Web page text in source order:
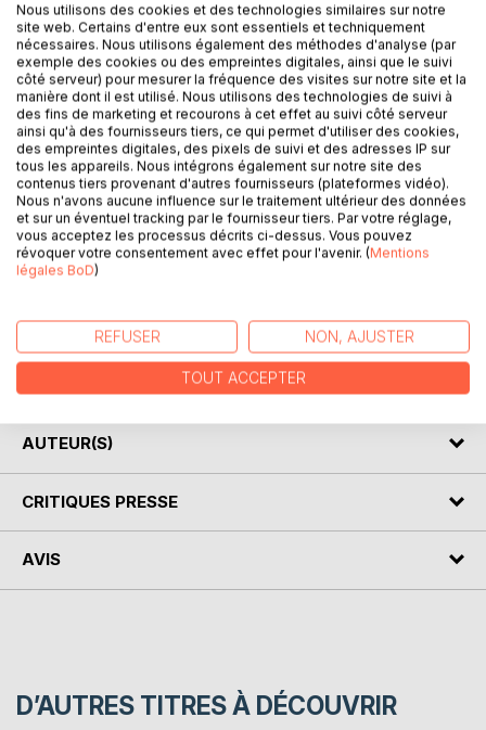
Le domaine de la déesse Mout a été exploré à Tanis par
l'équipe de Philippe Brissaud pendant près de dix ans à
partir des années 2000. La richesse des informations
archéologiques et historiques obtenues fut spectaculaire :
découverte d'enceintes inconnues, révélation des quatre
principales phases de construction du temple et des
niveaux d'occupation associés aux alentours, découverte
de deux puits cultuels monumentaux et enfin mise au jour
du lac sacré de la déesse, véritable conservatoire de blocs
décorés et inscrits remployés dans la maçonnerie et
demeurés dans un état de conservation exceptionnel. Ce
de cette région de l'Egypte, et de rêver aux nombreux
autres trésors que recèlent encore les collines du nord-est
AUTEUR(S)
CRITIQUES PRESSE
AVIS
D’AUTRES TITRES À DÉCOUVRIR
Nous utilisons des cookies et des technologies similaires sur notre
site web. Certains d'entre eux sont essentiels et techniquement
nécessaires. Nous utilisons également des méthodes d'analyse (par
exemple des cookies ou des empreintes digitales, ainsi que le suivi
côté serveur) pour mesurer la fréquence des visites sur notre site et la
manière dont il est utilisé. Nous utilisons des technologies de suivi à
des fins de marketing et recourons à cet effet au suivi côté serveur
ainsi qu'à des fournisseurs tiers, ce qui permet d'utiliser des cookies,
des empreintes digitales, des pixels de suivi et des adresses IP sur
tous les appareils. Nous intégrons également sur notre site des
contenus tiers provenant d'autres fournisseurs (plateformes vidéo).
Nous n'avons aucune influence sur le traitement ultérieur des données
et sur un éventuel tracking par le fournisseur tiers. Par votre réglage,
vous acceptez les processus décrits ci-dessus. Vous pouvez
révoquer votre consentement avec effet pour l'avenir. (Mentions
légales BoD)
REFUSER NON, AJUSTER
TOUT ACCEPTER